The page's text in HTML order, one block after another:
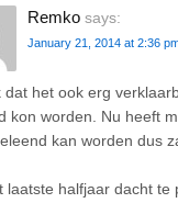
Remko says:
January 21, 2014 at 2:36
dat het ook erg
kon worden. Nu heeft
kan worden dus
laatste halfjaar dacht